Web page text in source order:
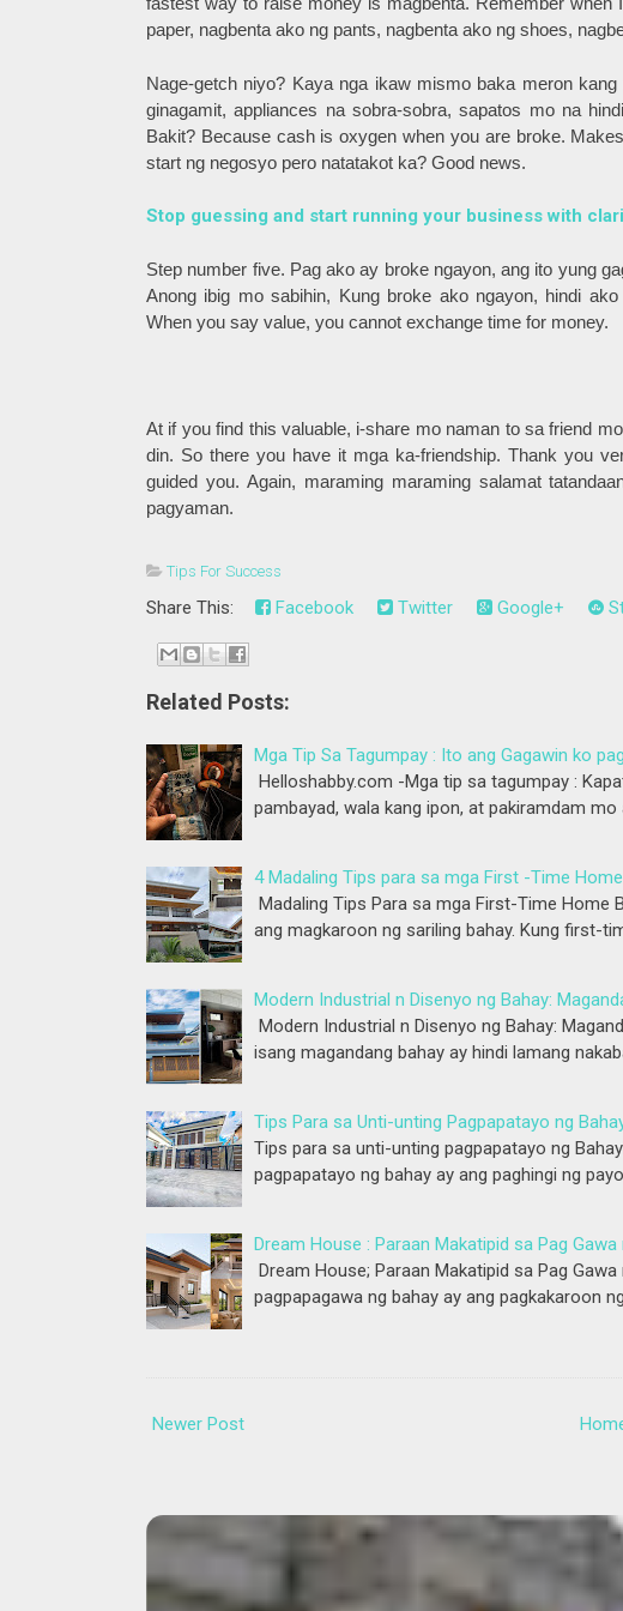
paper, nagbenta ako ng pants, nagbenta ako ng shoes,
Nage-getch niyo? Kaya nga ikaw mismo baka meron
ginagamit, appliances na sobra-sobra, sapatos mo na
Bakit? Because cash is oxygen when you are broke.
start ng negosyo pero natatakot ka? Good news.
Stop guessing and start running your business with
Step number five. Pag ako ay broke ngayon, ang ito yung
Anong ibig mo sabihin, Kung broke ako ngayon, hindi
When you say value, you cannot exchange time for money.
At if you find this valuable, i-share mo naman to sa friend
din. So there you have it mga ka-friendship. Thank you
guided you. Again, maraming maraming salamat
pagyaman.
Tips For Success
Share This: Facebook Twitter Google+
Related Posts:
Mga Tip Sa Tagumpay : Ito ang Gagawin ko
Helloshabby.com -Mga tip sa tagumpay :
pambayad, wala kang ipon, at pakiramdam mo
4 Madaling Tips para sa mga First -Time
Madaling Tips Para sa mga First-Time Home
ang magkaroon ng sariling bahay. Kung first-
Modern Industrial n Disenyo ng Bahay:
Modern Industrial n Disenyo ng Bahay:
isang magandang bahay ay hindi lamang
Tips Para sa Unti-unting Pagpapatayo ng
Tips para sa unti-unting pagpapatayo ng
pagpapatayo ng bahay ay ang paghingi ng
Dream House : Paraan Makatipid sa Pag Gawa
Dream House; Paraan Makatipid sa Pag
pagpapagawa ng bahay ay ang pagkakaroon
Newer Post